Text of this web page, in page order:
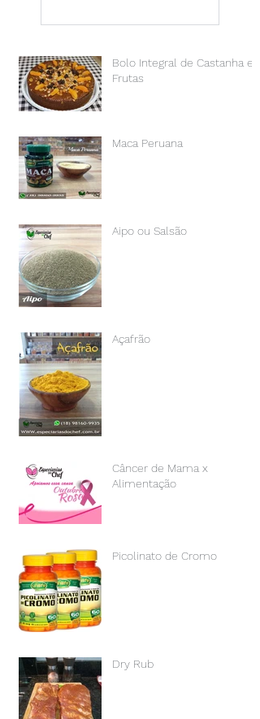
Bolo Integral de Castanha e
Frutas
Maca Peruana
Aipo ou Salsão
Açafrão
Câncer de Mama x
Alimentação
Picolinato de Cromo
Dry Rub